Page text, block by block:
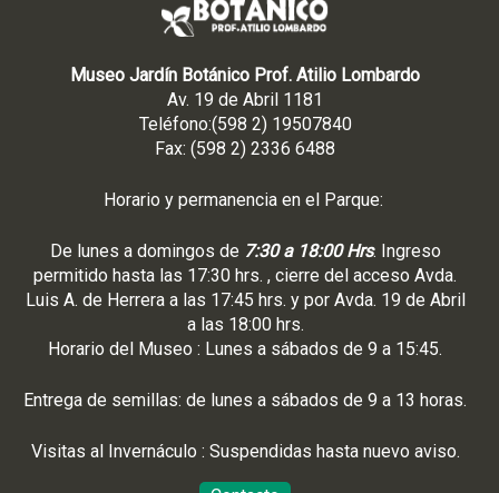
Museo Jardín Botánico Prof. Atilio Lombardo
Av. 19 de Abril 1181
Teléfono:(598 2) 19507840
Fax: (598 2) 2336 6488
Horario y permanencia en el Parque:
De lunes a domingos de 7:30 a 18:00 Hrs. Ingreso
permitido hasta las 17:30 hrs. , cierre del acceso Avda.
Luis A. de Herrera a las 17:45 hrs. y por Avda. 19 de Abril
a las 18:00 hrs.
Horario del Museo : Lunes a sábados de 9 a 15:45.
Entrega de semillas: de lunes a sábados de 9 a 13 horas.
Visitas al Invernáculo : Suspendidas hasta nuevo aviso.